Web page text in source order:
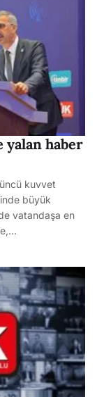
yalan haber
kuvvet
büyük
vatandaşa en